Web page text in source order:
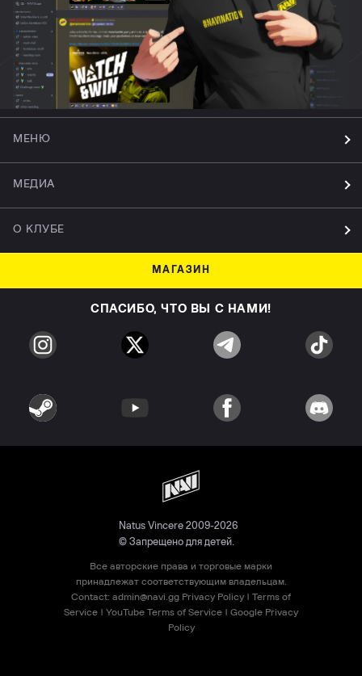
МЕНЮ
МЕДИА
О КЛУБЕ
МАГАЗИН
СПАСИБО, ЧТО ВЫ С НАМИ!
Natus Vincere 2009-2026
© Запрещено для детей.
Все авторские права и торговые марки
принадлежат соответствующим владельцам.
Contact: admin@navi.gg Privacy Policy | Terms of
Service | YouTube Terms of Service | Google Privacy
Policy